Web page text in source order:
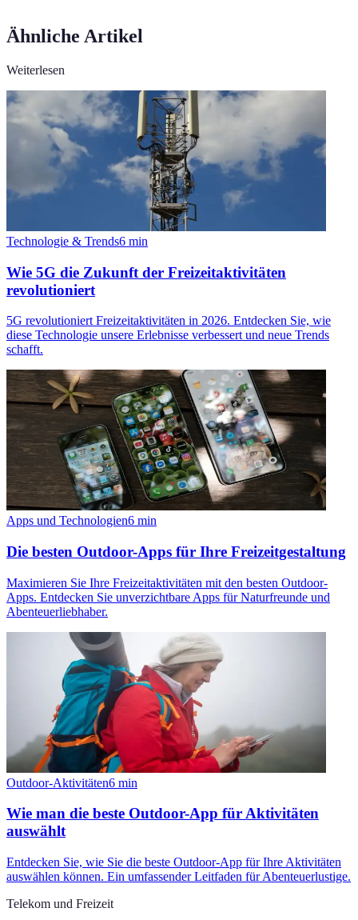
Ähnliche Artikel
Weiterlesen
Technologie & Trends6 min
Wie 5G die Zukunft der Freizeitaktivitäten
revolutioniert
5G revolutioniert Freizeitaktivitäten in 2026. Entdecken Sie, wie
diese Technologie unsere Erlebnisse verbessert und neue Trends
schafft.
Apps und Technologien6 min
Die besten Outdoor-Apps für Ihre Freizeitgestaltung
Maximieren Sie Ihre Freizeitaktivitäten mit den besten Outdoor-
Apps. Entdecken Sie unverzichtbare Apps für Naturfreunde und
Abenteuerliebhaber.
Outdoor-Aktivitäten6 min
Wie man die beste Outdoor-App für Aktivitäten
auswählt
Entdecken Sie, wie Sie die beste Outdoor-App für Ihre Aktivitäten
auswählen können. Ein umfassender Leitfaden für Abenteuerlustige.
Telekom und Freizeit